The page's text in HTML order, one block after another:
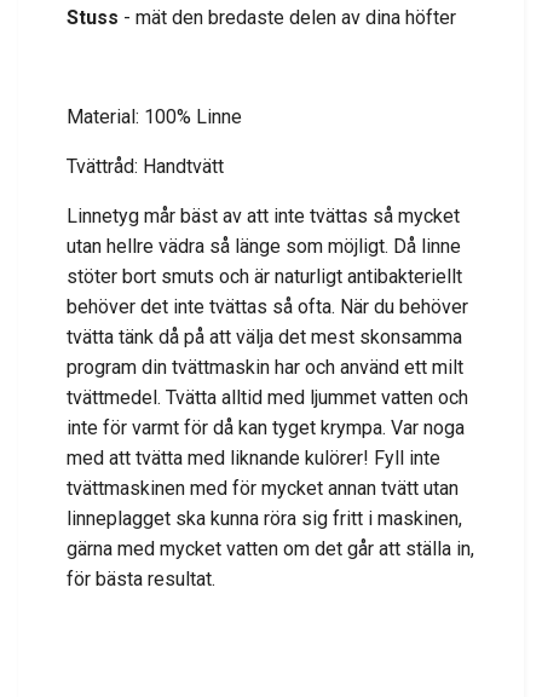
Stuss - mät den bredaste delen av dina höfter
Material: 100% Linne
Tvättråd: Handtvätt
Linnetyg mår bäst av att inte tvättas så mycket
utan hellre vädra så länge som möjligt. Då linne
stöter bort smuts och är naturligt antibakteriellt
behöver det inte tvättas så ofta. När du behöver
tvätta tänk då på att välja det mest skonsamma
program din tvättmaskin har och använd ett milt
tvättmedel. Tvätta alltid med ljummet vatten och
inte för varmt för då kan tyget krympa. Var noga
med att tvätta med liknande kulörer! Fyll inte
tvättmaskinen med för mycket annan tvätt utan
linneplagget ska kunna röra sig fritt i maskinen,
gärna med mycket vatten om det går att ställa in,
för bästa resultat.